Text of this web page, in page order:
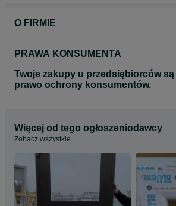
O FIRMIE
PRAWA KONSUMENTA
Twoje zakupy u przedsiębiorców
prawo ochrony konsumentów.
Więcej od tego ogłoszeniodawcy
Zobacz wszystkie